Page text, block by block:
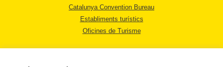
Catalunya Convention Bureau
Establiments turístics
Oficines de Turisme